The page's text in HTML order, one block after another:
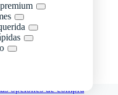
opciones de compra